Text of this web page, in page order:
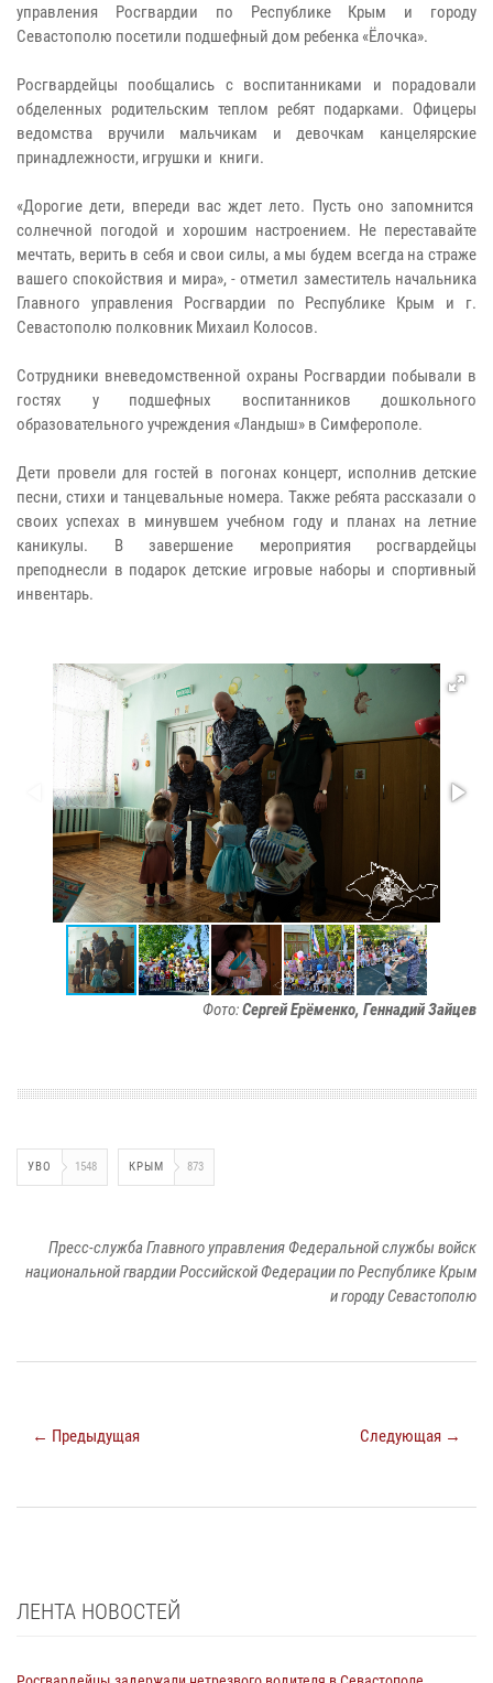
управления Росгвардии по Республике Крым и городу
Севастополю посетили подшефный дом ребенка «Ёлочка».
Росгвардейцы пообщались с воспитанниками и порадовали
обделенных родительским теплом ребят подарками. Офицеры
ведомства вручили мальчикам и девочкам канцелярские
принадлежности, игрушки и книги.
«Дорогие дети, впереди вас ждет лето. Пусть оно запомнится
солнечной погодой и хорошим настроением. Не переставайте
мечтать, верить в себя и свои силы, а мы будем всегда на страже
вашего спокойствия и мира», - отметил заместитель начальника
Главного управления Росгвардии по Республике Крым и г.
Севастополю полковник Михаил Колосов.
Сотрудники вневедомственной охраны Росгвардии побывали в
гостях у подшефных воспитанников дошкольного
образовательного учреждения «Ландыш» в Симферополе.
Дети провели для гостей в погонах концерт, исполнив детские
песни, стихи и танцевальные номера. Также ребята рассказали о
своих успехах в минувшем учебном году и планах на летние
каникулы. В завершение мероприятия росгвардейцы
преподнесли в подарок детские игровые наборы и спортивный
инвентарь.
Фото:Сергей Ерёменко, Геннадий Зайцев
УВО 1548 КРЫМ 873
Пресс-служба Главного управления Федеральной службы войск
национальной гвардии Российской Федерации по Республике Крым
и городу Севастополю
← Предыдущая Следующая →
ЛЕНТА НОВОСТЕЙ